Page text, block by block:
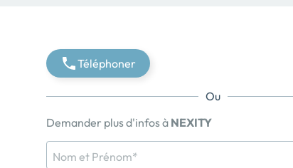
Téléphoner
Ou
Demander plus d'infos à NEXITY
Nom et Prénom*